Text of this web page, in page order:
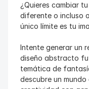
¿Quieres cambiar
diferente o incluso
único límite es tu
Intente generar un
diseño abstracto
temática de
descubre un